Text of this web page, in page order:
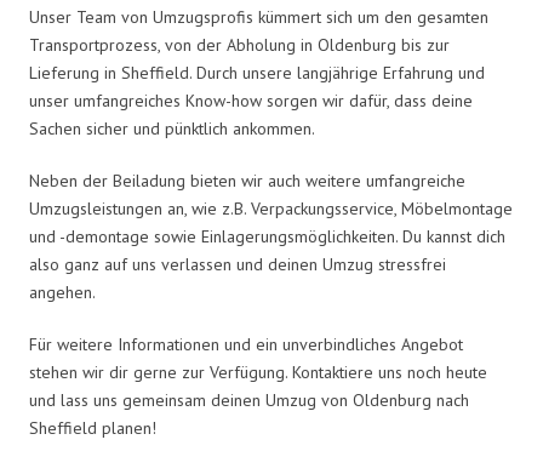
Unser Team von Umzugsprofis kümmert sich um den gesamten
Transportprozess, von der Abholung in Oldenburg bis zur
Lieferung in Sheffield. Durch unsere langjährige Erfahrung und
unser umfangreiches Know-how sorgen wir dafür, dass deine
Sachen sicher und pünktlich ankommen.
Neben der Beiladung bieten wir auch weitere umfangreiche
Umzugsleistungen an, wie z.B. Verpackungsservice, Möbelmontage
und -demontage sowie Einlagerungsmöglichkeiten. Du kannst dich
also ganz auf uns verlassen und deinen Umzug stressfrei
angehen.
Für weitere Informationen und ein unverbindliches Angebot
stehen wir dir gerne zur Verfügung. Kontaktiere uns noch heute
und lass uns gemeinsam deinen Umzug von Oldenburg nach
Sheffield planen!